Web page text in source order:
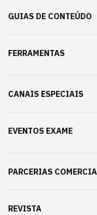
GUIAS DE CONTEÚDO
FERRAMENTAS
CANAIS ESPECIAIS
EVENTOS EXAME
PARCERIAS
REVISTA